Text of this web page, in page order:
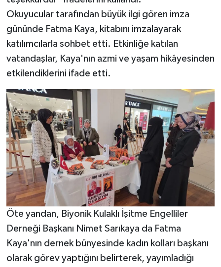
Okuyucular tarafından büyük ilgi gören imza
gününde Fatma Kaya, kitabını imzalayarak
katılımcılarla sohbet etti. Etkinliğe katılan
vatandaşlar, Kaya'nın azmi ve yaşam hikâyesinden
etkilendiklerini ifade etti.
Öte yandan, Biyonik Kulaklı İşitme Engelliler
Derneği Başkanı Nimet Sarıkaya da Fatma
Kaya'nın dernek bünyesinde kadın kolları başkanı
olarak görev yaptığını belirterek, yayımladığı